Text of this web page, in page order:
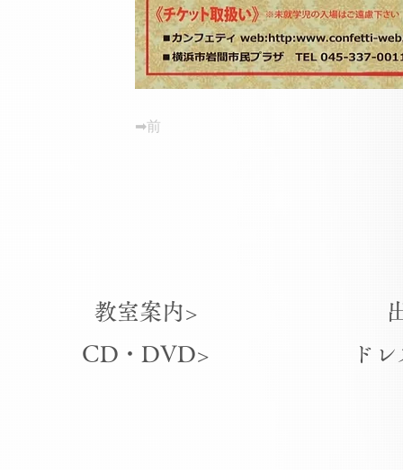
➡前
教室案内>
CD・DVD>
ド